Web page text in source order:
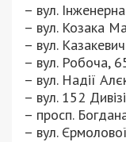
– вул.
– вул. Козака
– вул.
– вул. Робоча,
– вул. Надії
– вул. 152
– просп.
– вул.